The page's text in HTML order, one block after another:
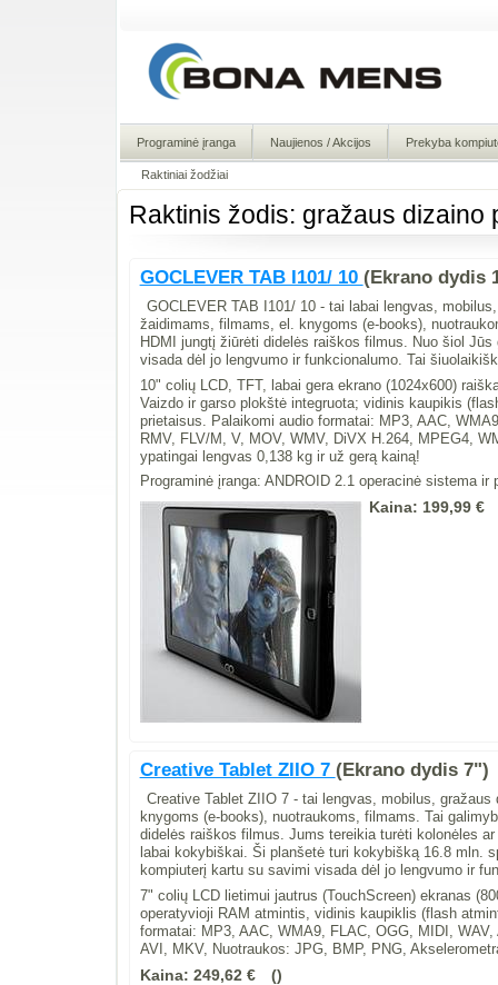
Programinė įranga Naujienos / Akcijos Prekyba
Raktiniai žodžiai
Raktinis žodis: gražaus dizaino
GOCLEVER TAB I101/ 10 (Ekrano dydis
GOCLEVER TAB I101/ 10 - tai labai lengvas,
žaidimams, filmams, el. knygoms (e-books),
HDMI jungtį žiūrėti didelės raiškos filmus. Nuo šiol
visada dėl jo lengvumo ir funkcionalumo. Tai
10" colių LCD, TFT, labai gera ekrano (1024x600)
Vaizdo ir garso plokštė integruota; vidinis kaupikis
prietaisus. Palaikomi audio formatai: MP3, AAC,
RMV, FLV/M, V, MOV, WMV, DiVX H.264, MPEG4,
ypatingai lengvas 0,138 kg ir už gerą kainą!
Programinė įranga: ANDROID 2.1 operacinė sistema ir
Kaina: 199,99 €
Creative Tablet ZIIO 7 (Ekrano dydis 7")
Creative Tablet ZIIO 7 - tai lengvas, mobilus,
knygoms (e-books), nuotraukoms, filmams. Tai
didelės raiškos filmus. Jums tereikia turėti kolonėles
labai kokybiškai. Ši planšetė turi kokybišką 16.8 mln.
kompiuterį kartu su savimi visada dėl jo lengvumo ir
7" colių LCD lietimui jautrus (TouchScreen) ekranas
operatyvioji RAM atmintis, vidinis kaupiklis (flash
formatai: MP3, AAC, WMA9, FLAC, OGG, MIDI,
AVI, MKV, Nuotraukos: JPG, BMP, PNG,
Kaina: 249,62 €